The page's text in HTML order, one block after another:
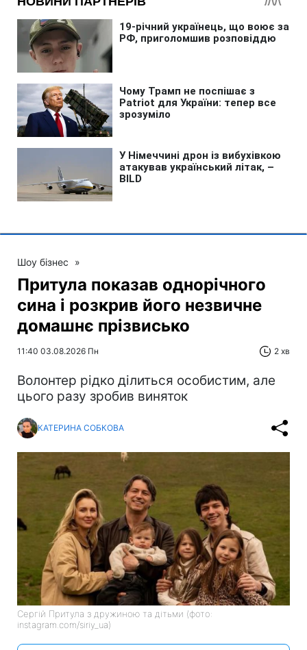
Шоу бізнес »
Притула показав однорічного
сина і розкрив його незвичне
домашнє прізвисько
11:40 03.08.2026 Пн 2 хв
Волонтер рідко ділиться особистим, але
цього разу зробив виняток
КАТЕРИНА СОБКОВА
Сергій Притула з дружиною та дітьми (фото:
instagram.com/siriy_ua)